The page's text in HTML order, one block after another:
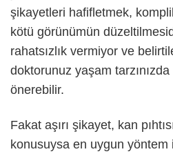
şikayetleri hafifletmek,
kötü görünümün
rahatsızlık vermiyor ve
doktorunuz yaşam
önerebilir.
Fakat aşırı şikayet, kan
konusuysa en uygun yöntem